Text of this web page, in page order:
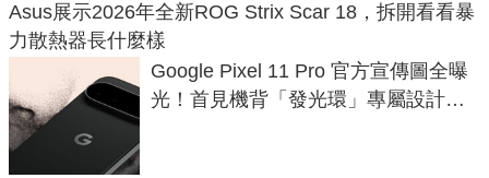
Asus展示2026年全新ROG Strix Scar 18，拆開看看暴
力散熱器長什麼樣
Google Pixel 11 Pro 官方宣傳圖全曝
光！首見機背「發光環」專屬設計、